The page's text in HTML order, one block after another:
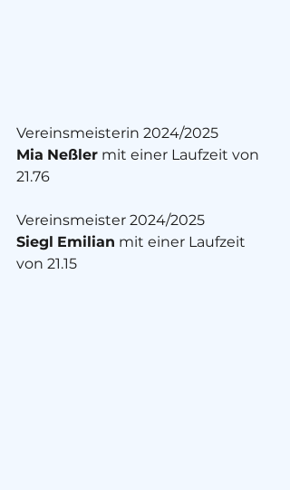
Vereinsmeisterin 2024/2025
Mia Neßler mit einer Laufzeit von
21.76
Vereinsmeister 2024/2025
Siegl Emilian mit einer Laufzeit
von 21.15